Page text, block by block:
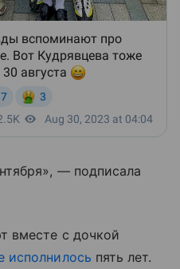
— подписала
вместе с дочкой
исполнилось пять лет.